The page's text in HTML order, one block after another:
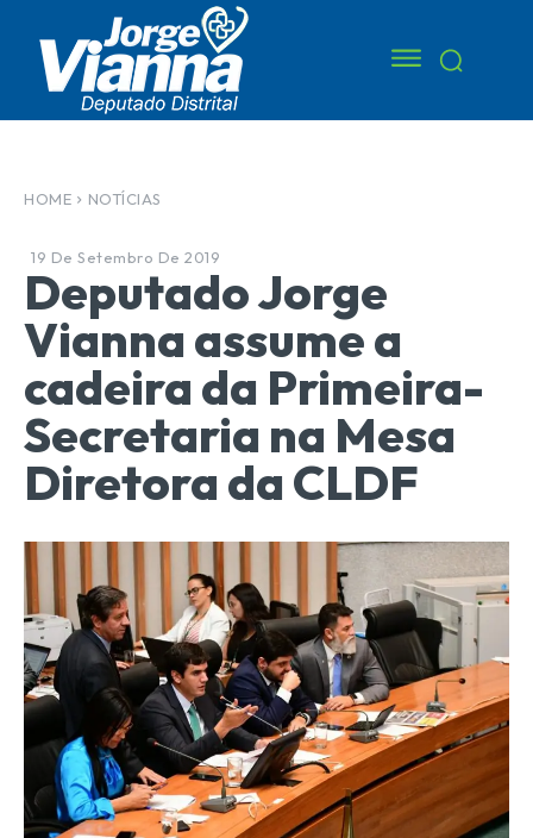
HOME NOTÍCIAS
19 De Setembro De 2019
Deputado Jorge
Vianna assume a
cadeira da Primeira-
Secretaria na Mesa
Diretora da CLDF